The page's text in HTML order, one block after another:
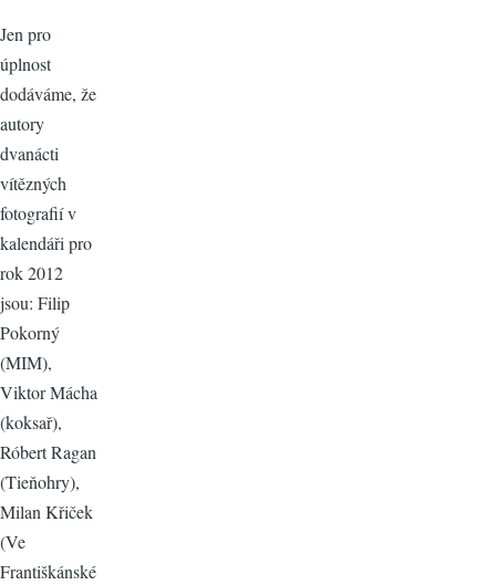
Jen pro
úplnost
dodáváme, že
autory
dvanácti
vítězných
fotografií v
kalendáři pro
rok 2012
jsou: Filip
Pokorný
(MIM),
Viktor Mácha
(koksař),
Róbert Ragan
(Tieňohry),
Milan Křiček
(Ve
Františkánské